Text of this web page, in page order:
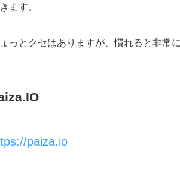
ます。
っとクセはありますが、慣れると非常
paiza.io